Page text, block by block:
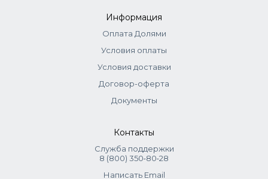
парафинотерапии
Шаг 5: через 15-20 минут снять остатки крем-
Информация
Оплата Долями
Условия оплаты
Условия доставки
Договор-оферта
Документы
Контакты
Служба поддержки
8 (800) 350‑80‑28
Написать Email